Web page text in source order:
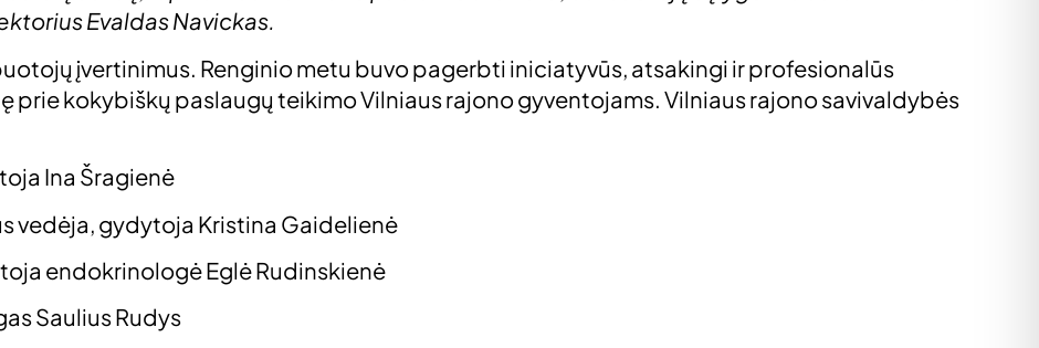
Evaldas Navickas.
įvertinimus. Renginio metu buvo pagerbti iniciatyvūs, atsakingi ir profesionalūs
kokybiškų paslaugų teikimo Vilniaus rajono gyventojams. Vilniaus rajono savivaldybės
Ina Šragienė
vedėja, gydytoja Kristina Gaidelienė
endokrinologė Eglė Rudinskienė
Saulius Rudys